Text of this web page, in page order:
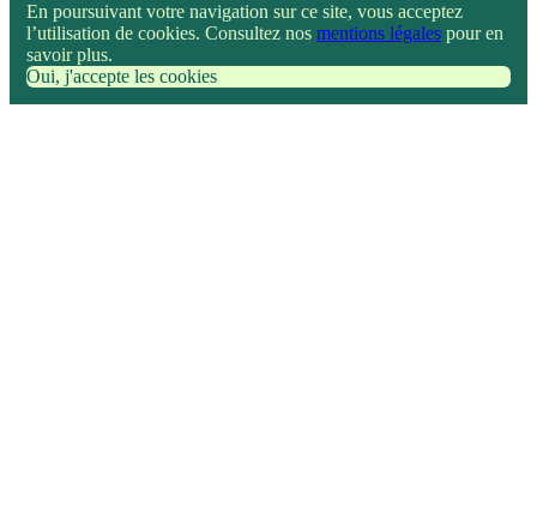
En poursuivant votre navigation sur ce site, vous acceptez
l’utilisation de cookies. Consultez nos mentions légales pour en
savoir plus.
Oui, j'accepte les cookies